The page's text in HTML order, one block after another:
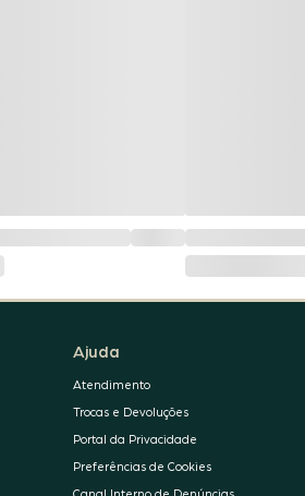
Ajuda
Atendimento
Trocas e Devoluções
Portal da Privacidade
Preferências de Cookies